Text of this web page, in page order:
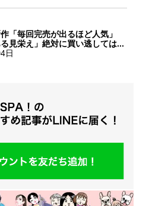
「毎回完売が出るほど人気」
る見栄え」絶対に買い逃しては...
日